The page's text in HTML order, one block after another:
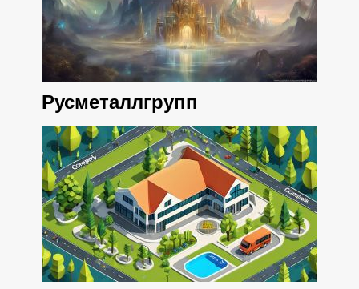
Русметаллгрупп